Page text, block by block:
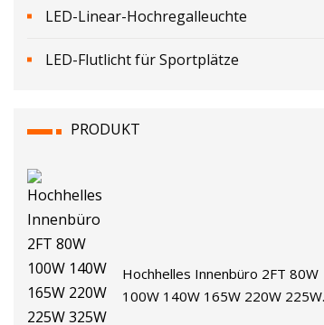
LED-Linear-Hochregalleuchte
LED-Flutlicht für Sportplätze
PRODUKT
Hochhelles Innenbüro 2FT 80W
100W 140W 165W 220W 225W